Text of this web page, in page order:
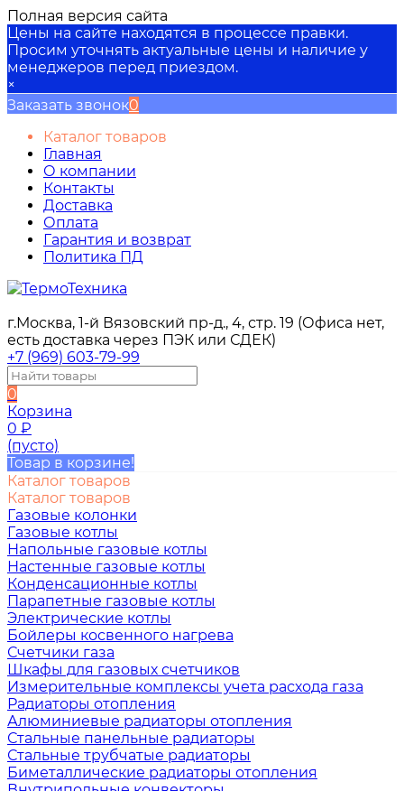
Полная версия сайта
Цены на сайте находятся в процессе правки.
Просим уточнять актуальные цены и наличие у
менеджеров перед приездом.
×
Заказать звонок0
Каталог товаров
Главная
О компании
Контакты
Доставка
Оплата
Гарантия и возврат
Политика ПД
г.Москва, 1-й Вязовский пр-д., 4, стр. 19 (Офиса нет,
есть доставка через ПЭК или СДЕК)
+7 (969) 603-79-99
0
Корзина
0 ₽
(пусто)
Товар в корзине!
Каталог товаров
Каталог товаров
Газовые колонки
Газовые котлы
Напольные газовые котлы
Настенные газовые котлы
Конденсационные котлы
Парапетные газовые котлы
Электрические котлы
Бойлеры косвенного нагрева
Счетчики газа
Шкафы для газовых счетчиков
Измерительные комплексы учета расхода газа
Радиаторы отопления
Алюминиевые радиаторы отопления
Стальные панельные радиаторы
Стальные трубчатые радиаторы
Биметаллические радиаторы отопления